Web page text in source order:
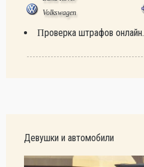
Volkswagen
Проверка штрафов онлайн.
Девушки и автомобили